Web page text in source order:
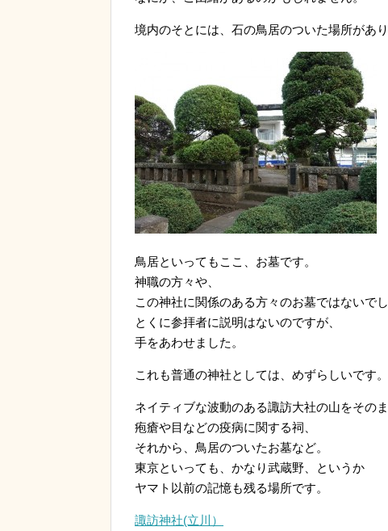
境内のそとには、石の鳥居のついた場所があり
鳥居といってもここ、お墓です。
神職の方々や、
この神社に関係のある方々のお墓ではないでし
とくに参拝者に説明はないのですが、
手をあわせました。
これも普通の神社としては、めずらしいです。
ネイティブな波動のある諏訪大社の山をその
疱瘡や目などの疫病に関する祠、
それから、鳥居のついたお墓など。
東京といっても、かなり武蔵野、というか
ヤマト以前の記憶も残る場所です。
諏訪神社(立川）